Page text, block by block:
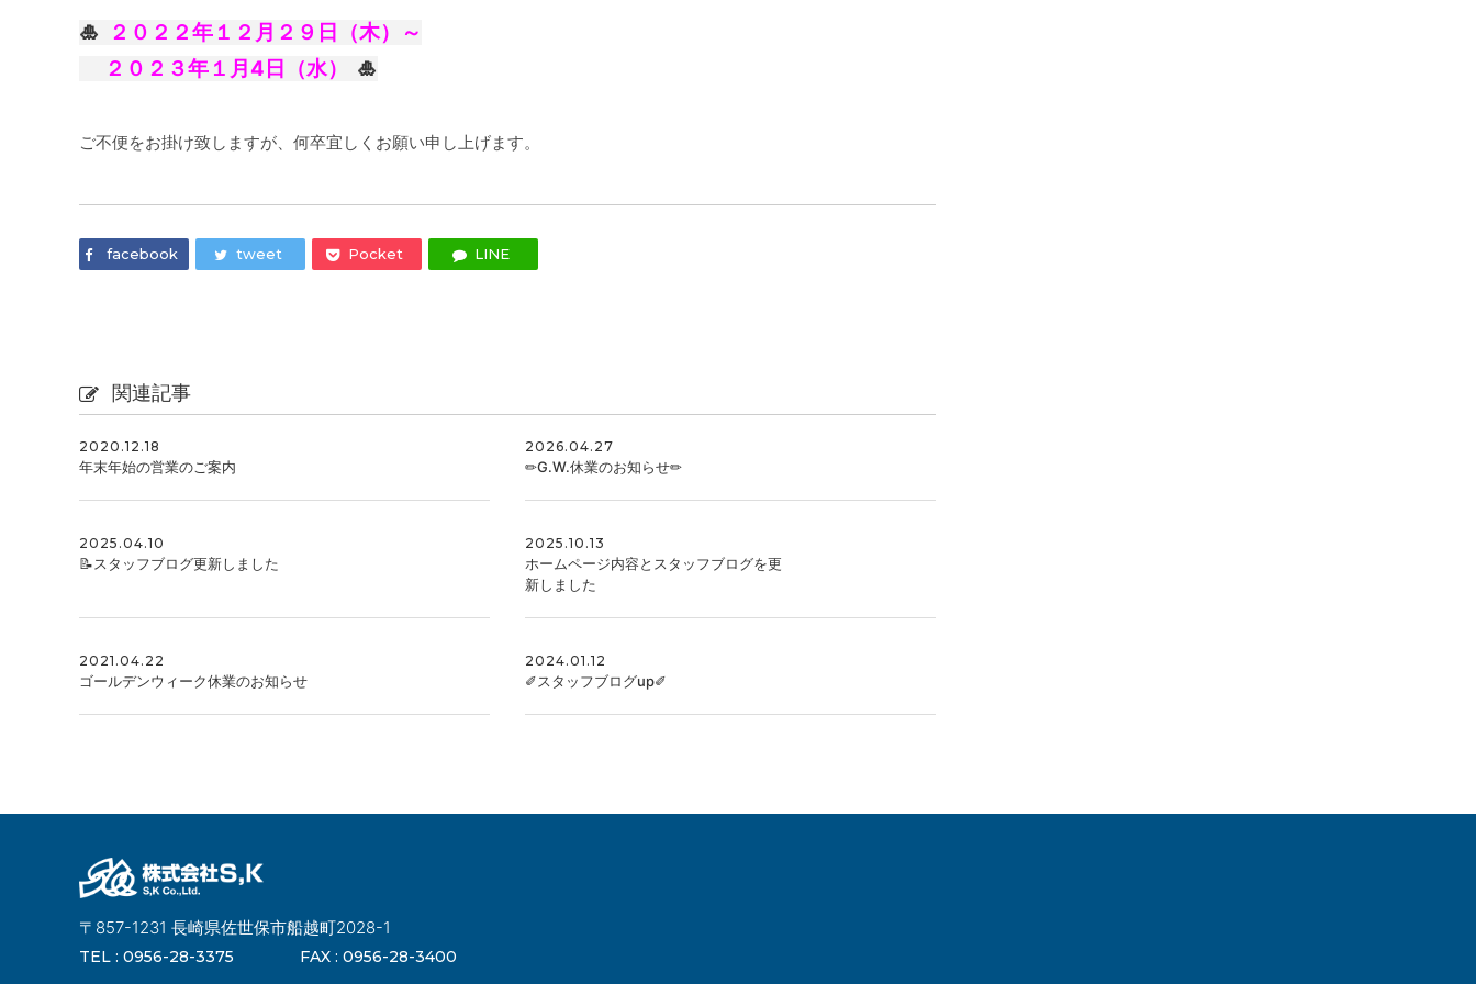
🎍
２０２２年１２月２９日（木）～
２０２３年１月4日（水）
🎍
ご不便をお掛け致しますが、何卒宜しくお願い申し上げます。
facebook tweet Pocket LINE
関連記事
2020.12.18
年末年始の営業のご案内
2026.04.27
✏G.W.休業のお知らせ✏
2025.04.10
📝スタッフブログ更新しました
2025.10.13
ホームページ内容とスタッフブログを更
新しました
2021.04.22
ゴールデンウィーク休業のお知らせ
2024.01.12
✐スタッフブログup✐
〒857-1231 長崎県佐世保市船越町2028-1
TEL : 0956-28-3375 FAX : 0956-28-3400